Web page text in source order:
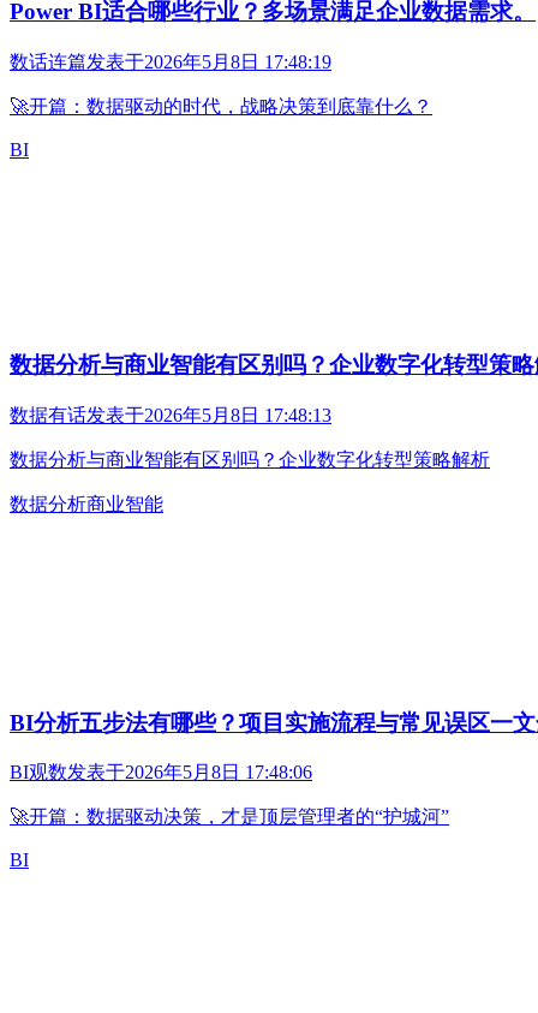
Power BI适合哪些行业？多场景满足企业数据需求。
数话连篇发表于2026年5月8日 17:48:19
🚀开篇：数据驱动的时代，战略决策到底靠什么？
BI
数据分析与商业智能有区别吗？企业数字化转型策
数据有话发表于2026年5月8日 17:48:13
数据分析与商业智能有区别吗？企业数字化转型策略解析
数据分析商业智能
BI分析五步法有哪些？项目实施流程与常见误区一
BI观数发表于2026年5月8日 17:48:06
🚀开篇：数据驱动决策，才是顶层管理者的“护城河”
BI